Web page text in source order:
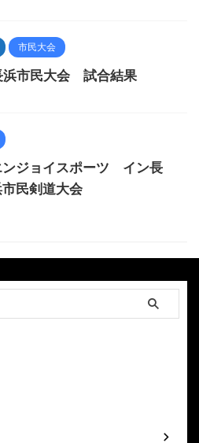
市民大会
浜市民大会 試合結果
ンジョイスポーツ イン長
民剣道大会